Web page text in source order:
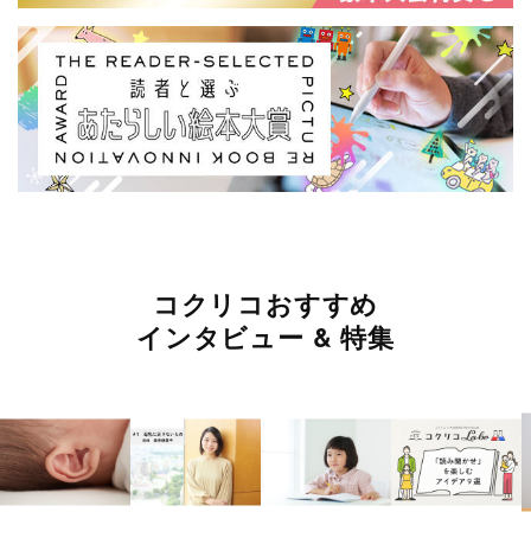
コクリコおすすめ
インタビュー & 特集